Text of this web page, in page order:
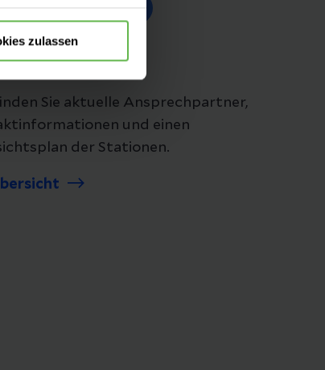
zulassen
Sie aktuelle Ansprechpartner,
und einen
der Stationen.